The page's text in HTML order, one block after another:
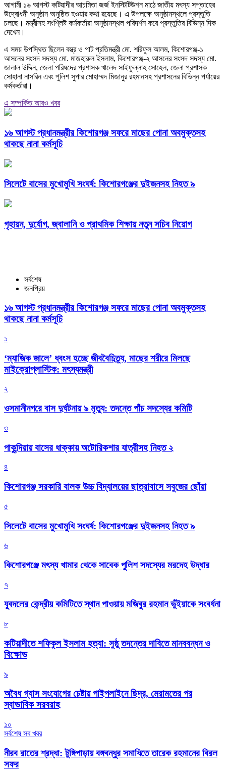
আগামী ১৬ আগস্ট কটিয়াদীর আচমিতা জর্জ ইনস্টিটিউশন মাঠে জাতীয় মৎস্য সপ্তাহের
উদ্বোধনী অনুষ্ঠান অনুষ্ঠিত হওয়ার কথা রয়েছে। এ উপলক্ষে অনুষ্ঠানস্থলে প্রস্তুতি
চলছে। মন্ত্রীসহ সংশ্লিষ্ট কর্মকর্তারা অনুষ্ঠানস্থল পরিদর্শন করে প্রস্তুতির বিভিন্ন দিক
দেখেন।
এ সময় উপস্থিত ছিলেন বস্ত্র ও পাট প্রতিমন্ত্রী মো. শরিফুল আলম, কিশোরগঞ্জ-১
আসনের সংসদ সদস্য মো. মাজহারুল ইসলাম, কিশোরগঞ্জ-২ আসনের সংসদ সদস্য মো.
জালাল উদ্দিন, জেলা পরিষদের প্রশাসক খালেদ সাইফুল্লাহ সোহেল, জেলা প্রশাসক
সোহানা নাসরিন এবং পুলিশ সুপার মোহাম্মদ মিজানুর রহমানসহ প্রশাসনের বিভিন্ন পর্যায়ের
কর্মকর্তারা।
এ সম্পর্কিত আরও খবর
১৬ আগস্ট প্রধানমন্ত্রীর কিশোরগঞ্জ সফরে মাছের পোনা অবমুক্তসহ
থাকছে নানা কর্মসূচি
সিলেটে বাসের মুখোমুখি সংঘর্ষ: কিশোরগঞ্জের দুইজনসহ নিহত ৯
গৃহায়ন, দুর্যোগ, জ্বালানি ও প্রাথমিক শিক্ষায় নতুন সচিব নিয়োগ
সর্বশেষ
জনপ্রিয়
১৬ আগস্ট প্রধানমন্ত্রীর কিশোরগঞ্জ সফরে মাছের পোনা অবমুক্তসহ
থাকছে নানা কর্মসূচি
১
‘ম্যাজিক জালে’ ধ্বংস হচ্ছে জীববৈচিত্র্য, মাছের শরীরে মিলছে
মাইক্রোপ্লাস্টিক: মৎস্যমন্ত্রী
২
ওসমানীনগরে বাস দুর্ঘটনায় ৯ মৃত্যু: তদন্তে পাঁচ সদস্যের কমিটি
৩
পাকুন্দিয়ায় বাসের ধাক্কায় অটোরিকশার যাত্রীসহ নিহত ২
৪
কিশোরগঞ্জ সরকারি বালক উচ্চ বিদ্যালয়ের ছাত্রাবাসে সবুজের ছোঁয়া
৫
সিলেটে বাসের মুখোমুখি সংঘর্ষ: কিশোরগঞ্জের দুইজনসহ নিহত ৯
৬
কিশোরগঞ্জে মৎস্য খামার থেকে সাবেক পুলিশ সদস্যের মরদেহ উদ্ধার
৭
যুবদলের কেন্দ্রীয় কমিটিতে স্থান পাওয়ায় মজিবুর রহমান ভুঁইয়াকে সংবর্ধনা
৮
কটিয়াদীতে শফিকুল ইসলাম হত্যা: সুষ্ঠু তদন্তের দাবিতে মানববন্ধন ও
বিক্ষোভ
৯
অবৈধ গ্যাস সংযোগের চেষ্টায় পাইপলাইনে ছিদ্র, মেরামতের পর
স্বাভাবিক সরবরাহ
১০
সর্বশেষ সব খবর
নীরব রাতের শ্রদ্ধা: টুঙ্গিপাড়ায় বঙ্গবন্ধুর সমাধিতে তারেক রহমানের বিরল
সফর